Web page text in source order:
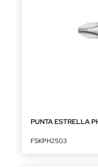
PUNTA ESTRELLA
FSKPH2503